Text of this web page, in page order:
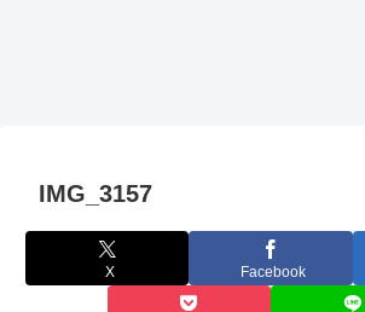
IMG_3157
X Facebook